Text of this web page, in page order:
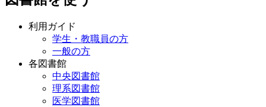
利用ガイド
学生・教職員の方
一般の方
各図書館
中央図書館
理系図書館
医学図書館